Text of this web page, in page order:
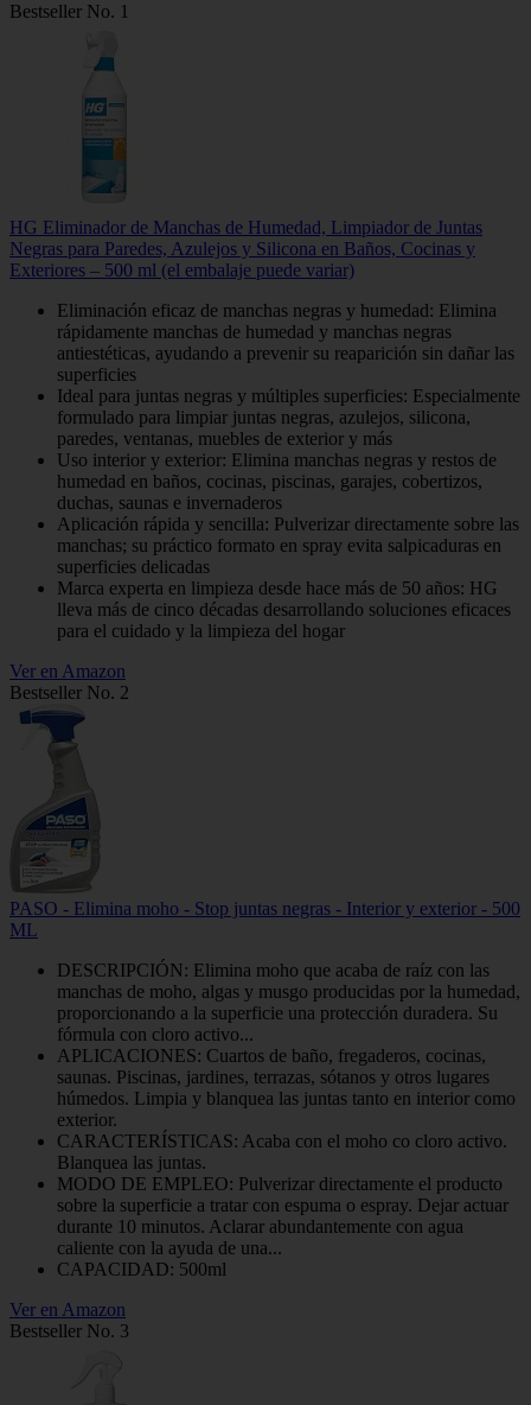
Bestseller No. 1
HG Eliminador de Manchas de Humedad, Limpiador de Juntas
Negras para Paredes, Azulejos y Silicona en Baños, Cocinas y
Exteriores – 500 ml (el embalaje puede variar)
Eliminación eficaz de manchas negras y humedad: Elimina
rápidamente manchas de humedad y manchas negras
antiestéticas, ayudando a prevenir su reaparición sin dañar las
superficies
Ideal para juntas negras y múltiples superficies: Especialmente
formulado para limpiar juntas negras, azulejos, silicona,
paredes, ventanas, muebles de exterior y más
Uso interior y exterior: Elimina manchas negras y restos de
humedad en baños, cocinas, piscinas, garajes, cobertizos,
duchas, saunas e invernaderos
Aplicación rápida y sencilla: Pulverizar directamente sobre las
manchas; su práctico formato en spray evita salpicaduras en
superficies delicadas
Marca experta en limpieza desde hace más de 50 años: HG
lleva más de cinco décadas desarrollando soluciones eficaces
para el cuidado y la limpieza del hogar
Ver en Amazon
Bestseller No. 2
PASO - Elimina moho - Stop juntas negras - Interior y exterior - 500
ML
DESCRIPCIÓN: Elimina moho que acaba de raíz con las
manchas de moho, algas y musgo producidas por la humedad,
proporcionando a la superficie una protección duradera. Su
fórmula con cloro activo...
APLICACIONES: Cuartos de baño, fregaderos, cocinas,
saunas. Piscinas, jardines, terrazas, sótanos y otros lugares
húmedos. Limpia y blanquea las juntas tanto en interior como
exterior.
CARACTERÍSTICAS: Acaba con el moho co cloro activo.
Blanquea las juntas.
MODO DE EMPLEO: Pulverizar directamente el producto
sobre la superficie a tratar con espuma o espray. Dejar actuar
durante 10 minutos. Aclarar abundantemente con agua
caliente con la ayuda de una...
CAPACIDAD: 500ml
Ver en Amazon
Bestseller No. 3